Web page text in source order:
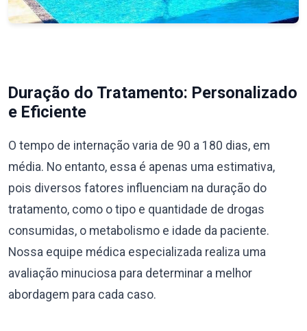
Duração do Tratamento: Personalizado
e Eficiente
O tempo de internação varia de 90 a 180 dias, em
média. No entanto, essa é apenas uma estimativa,
pois diversos fatores influenciam na duração do
tratamento, como o tipo e quantidade de drogas
consumidas, o metabolismo e idade da paciente.
Nossa equipe médica especializada realiza uma
avaliação minuciosa para determinar a melhor
abordagem para cada caso.